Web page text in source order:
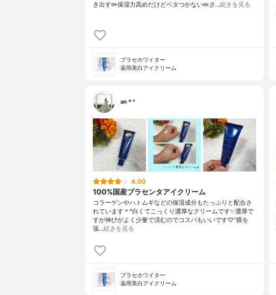
き出す✏️保湿力高めだけどベタつかない✏️さ…続きを見る
プラセホワイター
薬用美白アイクリーム
an＊°
4.00
100%国産プラセンタアイクリーム
コラーゲンやハトムギなどの保湿成分もたっぷりと配合さ
れています＊°白くてこっくり濃厚なクリームです✨濃厚で
すが伸びがよく少量で済むのでコスパもいいです♡"膜を
張…続きを見る
プラセホワイター
薬用美白アイクリーム